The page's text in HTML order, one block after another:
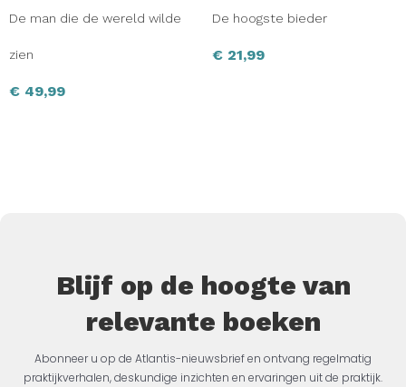
De man die de wereld wilde
zien
€ 49,99
De hoogste bieder
€ 21,99
Blijf op de hoogte van
relevante boeken
Abonneer u op de Atlantis-nieuwsbrief en ontvang regelmatig
praktijkverhalen, deskundige inzichten en ervaringen uit de praktijk.